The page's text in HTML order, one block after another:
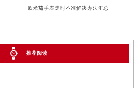
欧米茄手表走时不准解决办法汇总
推荐阅读